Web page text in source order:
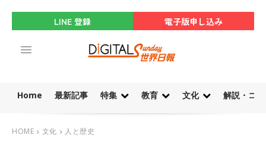
LINE 登録 電子版申し込み
Home 最新記事 特集 教育 文化 解説・コ
HOME 文化 人と歴史